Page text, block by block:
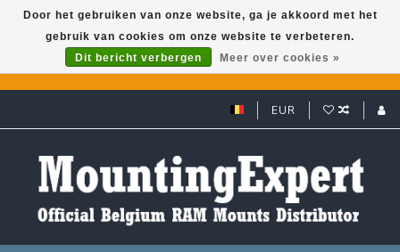
GARMIN GPS met een superkorting tot 50%? Klik hier!
EUR
Door het gebruiken van onze website, ga je akkoord met het
gebruik van cookies om onze website te verbeteren.
Dit bericht verbergen
Meer over cookies »